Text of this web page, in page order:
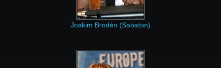
Joakim Brodén (Sabaton)